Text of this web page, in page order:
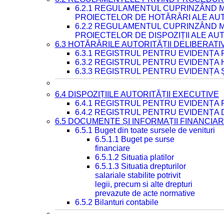
6.2.1 REGULAMENTUL CUPRINZÂND
PROIECTELOR DE HOTĂRÂRI ALE
6.2.2 REGULAMENTUL CUPRINZÂND
PROIECTELOR DE DISPOZIȚII ALE
6.3 HOTĂRÂRILE AUTORITĂȚII
6.3.1 REGISTRUL PENTRU EVIDENȚA
6.3.2 REGISTRUL PENTRU EVIDENȚA
6.3.3 REGISTRUL PENTRU EVIDENȚA
6.4 DISPOZIȚIILE AUTORITĂȚII EXECUTIVE
6.4.1 REGISTRUL PENTRU EVIDENȚA
6.4.2 REGISTRUL PENTRU EVIDENȚA
6.5 DOCUMENTE ȘI INFORMAȚII
6.5.1 Buget din toate sursele de venituri
6.5.1.1 Buget pe surse
financiare
6.5.1.2 Situatia platilor
6.5.1.3 Situatia drepturilor
salariale stabilite potrivit
legii, precum si alte drepturi
prevazute de acte normative
6.5.2 Bilanturi contabile